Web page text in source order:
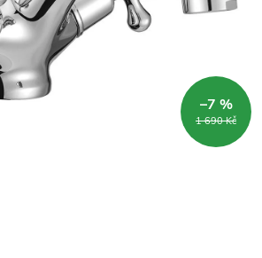
1 690 Kč
–7 %